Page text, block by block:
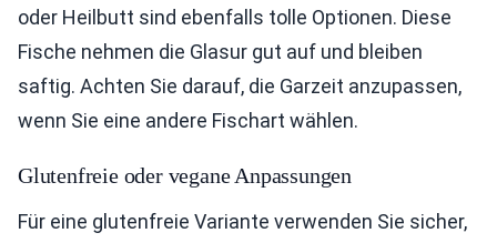
oder Heilbutt sind ebenfalls tolle Optionen. Diese
Fische nehmen die Glasur gut auf und bleiben
saftig. Achten Sie darauf, die Garzeit anzupassen,
wenn Sie eine andere Fischart wählen.
Glutenfreie oder vegane Anpassungen
Für eine glutenfreie Variante verwenden Sie sicher,